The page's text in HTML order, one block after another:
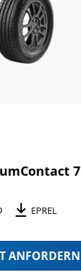
7
EPREL
ANFORDERN